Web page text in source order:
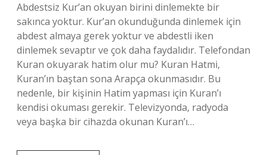
Abdestsiz Kur’an okuyan birini dinlemekte bir
sakınca yoktur. Kur’an okunduğunda dinlemek için
abdest almaya gerek yoktur ve abdestli iken
dinlemek sevaptır ve çok daha faydalıdır. Telefondan
Kuran okuyarak hatim olur mu? Kuran Hatmi,
Kuran’ın baştan sona Arapça okunmasıdır. Bu
nedenle, bir kişinin Hatim yapması için Kuran’ı
kendisi okuması gerekir. Televizyonda, radyoda
veya başka bir cihazda okunan Kuran’ı…